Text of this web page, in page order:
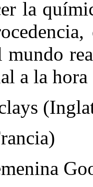
la
mundo
a la